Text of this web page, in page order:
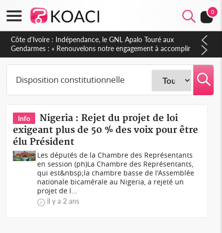
0
Côte d'Ivoire : Indépendance, le GNL Apalo Touré aux
Gendarmes : « Renouvelons notre engagement à accomplir
notre mission avec honneur, discipline, loyauté et
dévouement »
Info
Nigeria : Rejet du projet de loi
exigeant plus de 50 % des voix pour être
élu Président
Les députés de la Chambre des Représentants
en session (ph)La Chambre des Représentants,
qui est&nbsp;la chambre basse de l'Assemblée
nationale bicamérale au Nigeria, a rejeté un
projet de l...
il y a 2 ans